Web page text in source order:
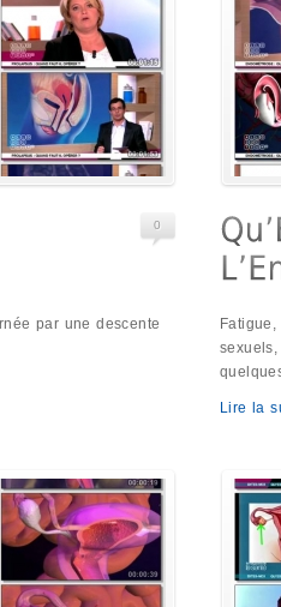
0
par une descente
Lire la